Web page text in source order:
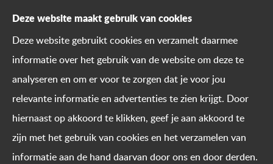
Deze website maakt gebruik van cookies
Deze website gebruikt cookies en verzamelt daarmee
informatie over het gebruik van de website om deze te
analyseren en om er voor te zorgen dat je voor jou
relevante informatie en advertenties te zien krijgt. Door
hiernaast op akkoord te klikken, geef je aan akkoord te
zijn met het gebruik van cookies en het verzamelen van
informatie aan de hand daarvan door ons en door derden.